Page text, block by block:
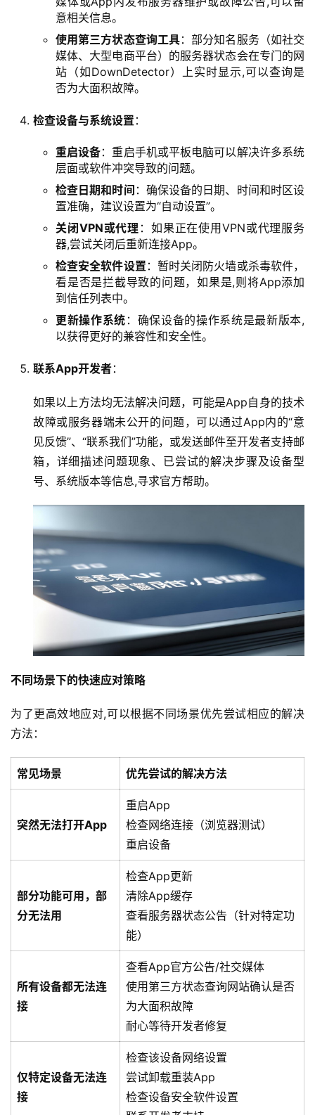
主
意相关信息。
使用第三方状态查询工具：部分知名服务（如社交
媒体、大型电商平台）的服务器状态会在专门的网
站（如DownDetector）上实时显示,可以查询是
否为大面积故障。
检查设备与系统设置 ：
重启设备：重启手机或平板电脑可以解决许多系统
层面或软件冲突导致的问题。
检查日期和时间 ：确保设备的日期、时间和时区设
置准确，建议设置为“自动设置”。
关闭VPN或代理 ：如果正在使用VPN或代理服务
器,尝试关闭后重新连接App。
检查安全软件设置 ：暂时关闭防火墙或杀毒软件，
看是否是拦截导致的问题，如果是,则将App添加
到信任列表中。
更新操作系统 ：确保设备的操作系统是最新版本,
以获得更好的兼容性和安全性。
联系App开发者：
如果以上方法均无法解决问题，可能是App自身的技术
故障或服务器端未公开的问题，可以通过App内的“意
见反馈”、“联系我们”功能，或发送邮件至开发者支持邮
箱，详细描述问题现象、已尝试的解决步骤及设备型
号、系统版本等信息,寻求官方帮助。
不同场景下的快速应对策略
为了更高效地应对,可以根据不同场景优先尝试相应的解决
方法：
常见场景 优先尝试的解决方法
突然无法打开App
重启App
检查网络连接（浏览器测试）
重启设备
部分功能可用，部
分无法用
检查App更新
清除App缓存
查看服务器状态公告（针对特定功
能）
所有设备都无法连
接
查看App官方公告/社交媒体
使用第三方状态查询网站确认是否
为大面积故障
耐心等待开发者修复
仅特定设备无法连
接
检查该设备网络设置
尝试卸载重装App
检查设备安全软件设置